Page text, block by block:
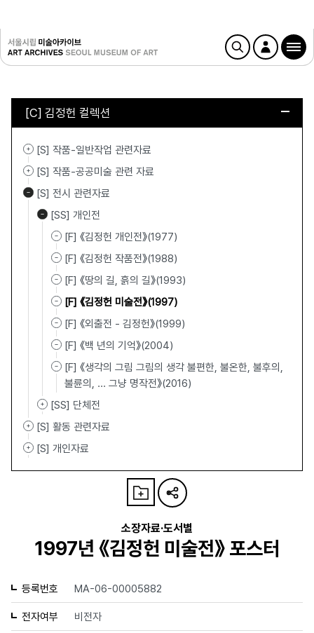
[C] 김정헌 컬렉션
[S] 작품-일반작업 관련자료
[S] 작품-공공미술 관련 자료
[S] 전시 관련자료
[SS] 개인전
[F] 《김정헌 개인전》(1977)
[F] 《김정헌 작품전》(1988)
[F] 《땅의 길, 흙의 길》(1993)
[F] 《김정헌 미술전》(1997)
[F] 《외출전 - 김정헌》(1999)
[F] 《백 년의 기억》(2004)
[F] 《생각의 그림 그림의 생각 불편한, 불온한, 불후의,
불륜의, ... 그냥 명작전》(2016)
[SS] 단체전
[S] 활동 관련자료
[S] 개인자료
소장자료·도서별
1997년 《김정헌 미술전》 포스터
등록번호 MA-06-00005882
전자여부 비전자